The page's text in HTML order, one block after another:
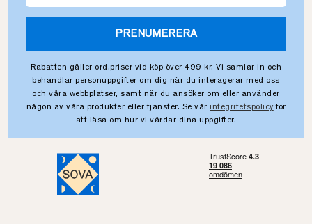
PRENUMERERA
Rabatten gäller ord.priser vid köp över 499 kr. Vi samlar in och
behandlar personuppgifter om dig när du interagerar med oss
och våra webbplatser, samt när du ansöker om eller använder
någon av våra produkter eller tjänster. Se vår integritetspolicy för
att läsa om hur vi vårdar dina uppgifter.